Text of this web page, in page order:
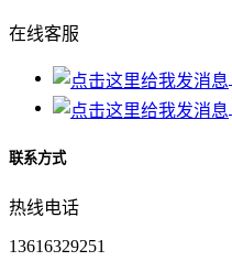
在线客服
联系方式
热线电话
13616329251